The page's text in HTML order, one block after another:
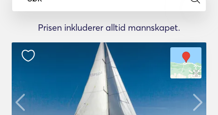
Prisen inkluderer alltid mannskapet.